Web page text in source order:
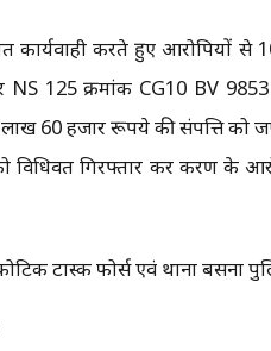
कार्यवाही करते हुए आरोपियों
NS 125 क्रमांक CG10 BV
60 हजार रूपये की संपत्ति को
विधिवत गिरफ्तार कर प्रकरण के
टास्क फोर्स एवं थाना बसना